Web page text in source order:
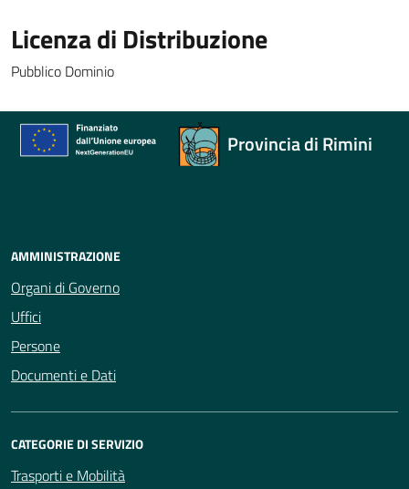
Licenza di Distribuzione
Pubblico Dominio
Provincia di Rimini
AMMINISTRAZIONE
Organi di Governo
Uffici
Persone
Documenti e Dati
CATEGORIE DI SERVIZIO
Trasporti e Mobilità